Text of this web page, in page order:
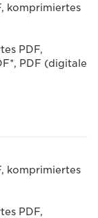
komprimiertes
PDF,
PDF (digitale
komprimiertes
PDF,